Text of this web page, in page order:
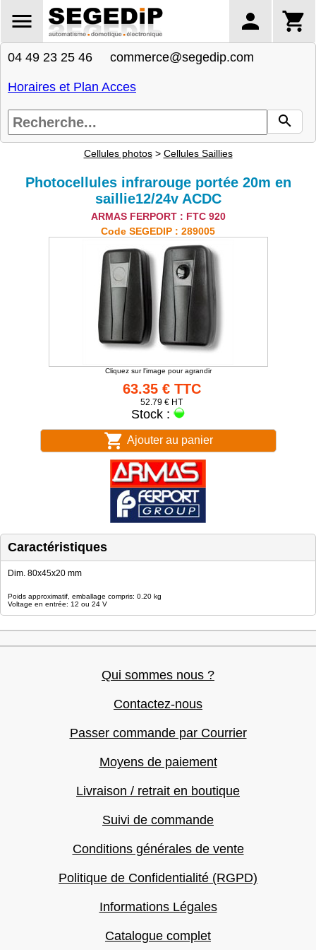
04 49 23 25 46 commerce@segedip.com
Horaires et Plan Acces
Cellules photos> Cellules Saillies
Photocellules infrarouge portée 20m en
saillie12/24v ACDC
ARMAS FERPORT : FTC 920
Code SEGEDIP : 289005
Cliquez sur l'image pour agrandir
63.35 € TTC
52.79 € HT
Stock :
Ajouter au panier
Caractéristiques
Dim. 80x45x20 mm
Poids approximatif, emballage compris: 0.20 kg
Voltage en entrée: 12 ou 24 V
Qui sommes nous ?
Contactez-nous
Passer commande par Courrier
Moyens de paiement
Livraison / retrait en boutique
Suivi de commande
Conditions générales de vente
Politique de Confidentialité (RGPD)
Informations Légales
Catalogue complet